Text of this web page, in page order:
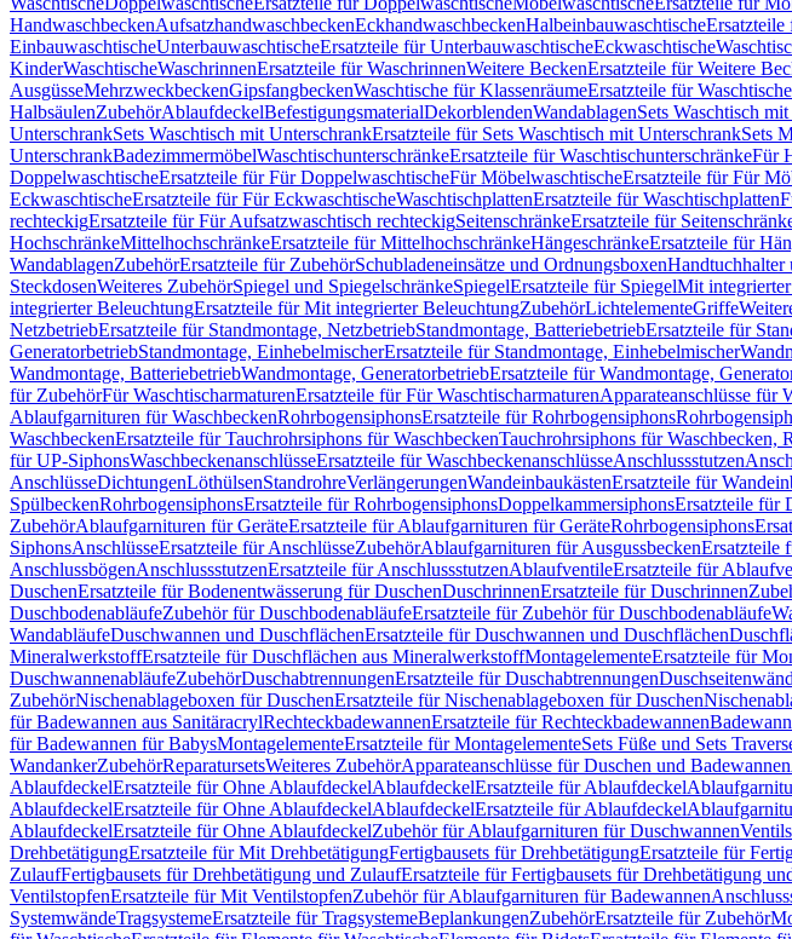
HandwaschbeckenAufsatzhandwaschbeckenEckhandwaschbeckenHalbeinbauwaschtischeErsatzteile
EinbauwaschtischeUnterbauwaschtischeErsatzteile für UnterbauwaschtischeEckwaschtische
KinderWaschtischeWaschrinnenErsatzteile für WaschrinnenWeitere BeckenErsatzteile für Weitere
AusgüsseMehrzweckbeckenGipsfangbeckenWaschtische für KlassenräumeErsatzteile für
HalbsäulenZubehörAblaufdeckelBefestigungsmaterialDekorblendenWandablagenSets Waschtisch
UnterschrankSets Waschtisch mit UnterschrankErsatzteile für Sets Waschtisch mit UnterschrankSets
UnterschrankBadezimmermöbelWaschtischunterschränkeErsatzteile für WaschtischunterschränkeFür
DoppelwaschtischeErsatzteile für Für DoppelwaschtischeFür MöbelwaschtischeErsatzteile für Für
EckwaschtischeErsatzteile für Für EckwaschtischeWaschtischplattenErsatzteile für Waschtischplatten
rechteckigErsatzteile für Für Aufsatzwaschtisch rechteckigSeitenschränkeErsatzteile für
HochschränkeMittelhochschränkeErsatzteile für MittelhochschränkeHängeschränkeErsatzteile für
WandablagenZubehörErsatzteile für ZubehörSchubladeneinsätze und OrdnungsboxenHandtuchhalter
SteckdosenWeiteres ZubehörSpiegel und SpiegelschränkeSpiegelErsatzteile für SpiegelMit
integrierter BeleuchtungErsatzteile für Mit integrierter BeleuchtungZubehörLichtelementeGriffe
NetzbetriebErsatzteile für Standmontage, NetzbetriebStandmontage, BatteriebetriebErsatzteile für
GeneratorbetriebStandmontage, EinhebelmischerErsatzteile für Standmontage, Einhebelmischer
Wandmontage, BatteriebetriebWandmontage, GeneratorbetriebErsatzteile für Wandmontage,
für ZubehörFür WaschtischarmaturenErsatzteile für Für WaschtischarmaturenApparateanschlüsse für
Ablaufgarnituren für WaschbeckenRohrbogensiphonsErsatzteile für Rohrbogensiphons
WaschbeckenErsatzteile für Tauchrohrsiphons für WaschbeckenTauchrohrsiphons für Waschbecken,
für UP-SiphonsWaschbeckenanschlüsseErsatzteile für WaschbeckenanschlüsseAnschlussstutzen
AnschlüsseDichtungenLöthülsenStandrohreVerlängerungenWandeinbaukästenErsatzteile für
SpülbeckenRohrbogensiphonsErsatzteile für RohrbogensiphonsDoppelkammersiphonsErsatzteile für
ZubehörAblaufgarnituren für GeräteErsatzteile für Ablaufgarnituren für GeräteRohrbogensiphons
SiphonsAnschlüsseErsatzteile für AnschlüsseZubehörAblaufgarnituren für AusgussbeckenErsatzteile
AnschlussbögenAnschlussstutzenErsatzteile für AnschlussstutzenAblaufventileErsatzteile für
DuschenErsatzteile für Bodenentwässerung für DuschenDuschrinnenErsatzteile für Duschrinnen
DuschbodenabläufeZubehör für DuschbodenabläufeErsatzteile für Zubehör für Duschbodenabläufe
WandabläufeDuschwannen und DuschflächenErsatzteile für Duschwannen und Duschflächen
MineralwerkstoffErsatzteile für Duschflächen aus MineralwerkstoffMontagelementeErsatzteile für
DuschwannenabläufeZubehörDuschabtrennungenErsatzteile für Duschabtrennungen
ZubehörNischenablageboxen für DuschenErsatzteile für Nischenablageboxen für Duschen
für Badewannen aus SanitäracrylRechteckbadewannenErsatzteile für Rechteckbadewannen
für Badewannen für BabysMontagelementeErsatzteile für MontagelementeSets Füße und Sets
WandankerZubehörReparatursetsWeiteres ZubehörApparateanschlüsse für Duschen und Badewannen
AblaufdeckelErsatzteile für Ohne AblaufdeckelAblaufdeckelErsatzteile für Ablaufdeckel
AblaufdeckelErsatzteile für Ohne AblaufdeckelAblaufdeckelErsatzteile für Ablaufdeckel
AblaufdeckelErsatzteile für Ohne AblaufdeckelZubehör für Ablaufgarnituren für Duschwannen
DrehbetätigungErsatzteile für Mit DrehbetätigungFertigbausets für DrehbetätigungErsatzteile für
ZulaufFertigbausets für Drehbetätigung und ZulaufErsatzteile für Fertigbausets für Drehbetätigung
VentilstopfenErsatzteile für Mit VentilstopfenZubehör für Ablaufgarnituren für Badewannen
SystemwändeTragsystemeErsatzteile für TragsystemeBeplankungenZubehörErsatzteile für Zubehör